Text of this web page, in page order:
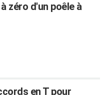
zéro d'un poêle à
en T pour